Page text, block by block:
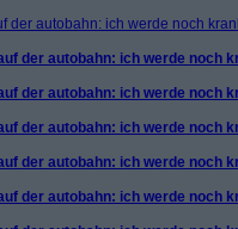
der autobahn: ich werde noch
der autobahn: ich werde noch
der autobahn: ich werde noch
der autobahn: ich werde noch
der autobahn: ich werde noch
der autobahn: ich werde noch